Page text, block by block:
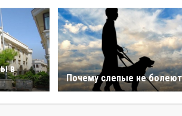
в
Почему слепые не